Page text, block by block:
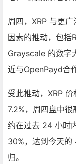
周四，XRP 与更
因素的推动，包括
Grayscale 的数字
近与OpenPayd合
受此推动，XRP
7.2%，周四盘中
约在过去 24 小时
30%，达到今天的
归。